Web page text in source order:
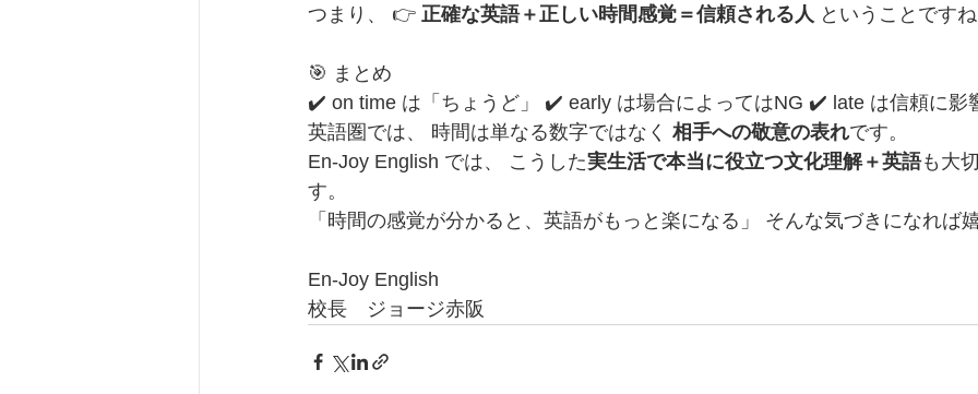
つまり、 👉 正確な英語＋正しい時間感覚＝信頼される人 ということです
🎯 まとめ
✔️ on time は「ちょうど」 ✔️ early は場合によってはNG ✔️ late は信頼に影
英語圏では、 時間は単なる数字ではなく 相手への敬意の表れです。
En-Joy English では、 こうした実生活で本当に役立つ文化理解＋英語も大
す。
「時間の感覚が分かると、英語がもっと楽になる」 そんな気づきになれば
En-Joy English
校長　ジョージ赤阪